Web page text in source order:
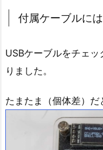
付属ケーブルに
USBケーブルをチェ
りました。
たまたま（個体差）だ